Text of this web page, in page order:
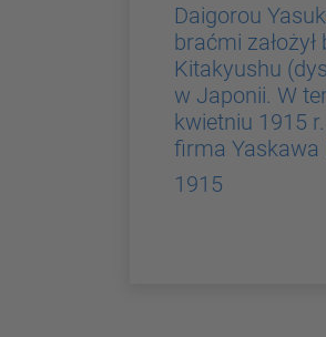
Daigorou
braćmi założył
Kitakyushu
w Japonii. W
kwietniu 1915
firma Yaskawa
1915